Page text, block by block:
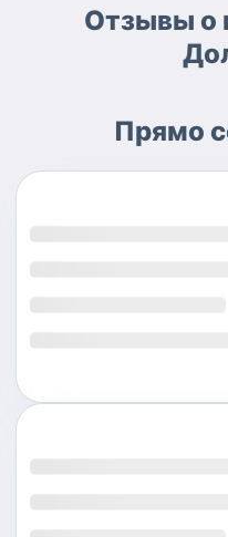
Отзывы о
Прямо